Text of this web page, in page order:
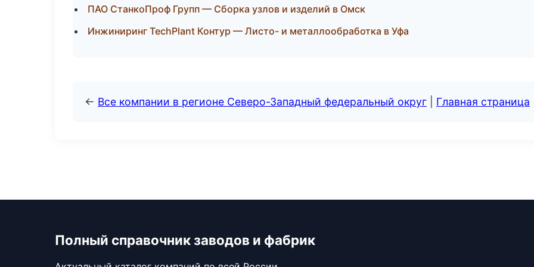
ПАО СтанкоПроф Групп — Сборка узлов и изделий в Омск
Инжиниринг TechPlant Контур — Листо- и металлообработка в Уфа
← Все компании в регионе Северо-Западный федеральный округ Главная страница
Полный справочник заводов и фабрик